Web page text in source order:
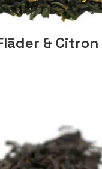
& Citron